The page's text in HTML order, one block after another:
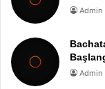
Admin
Admin